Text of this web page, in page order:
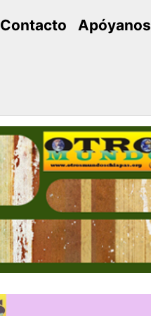
Contacto Apóyanos